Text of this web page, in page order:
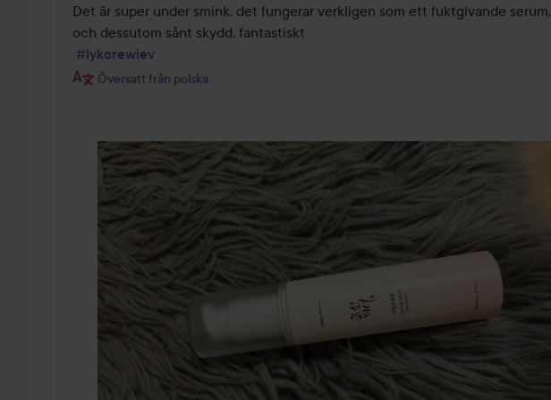
Det är super under smink, det fungerar verkligen som ett fuktgivande serum,
och dessutom sånt skydd, fantastiskt
#lykorewiev
Översatt från polska